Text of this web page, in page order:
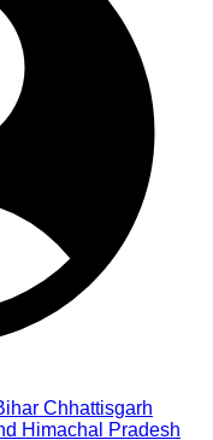
Chhattisgarh
Himachal Pradesh